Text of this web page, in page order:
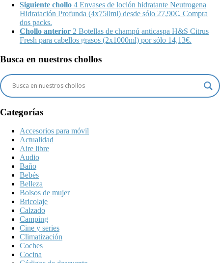
Siguiente chollo 4 Envases de loción hidratante Neutrogena
Hidratación Profunda (4x750ml) desde sólo 27,90€. Compra
dos packs.
Chollo anterior 2 Botellas de champú anticaspa H&S Citrus
Fresh para cabellos grasos (2x1000ml) por sólo 14,13€.
Busca en nuestros chollos
Categorías
Accesorios para móvil
Actualidad
Aire libre
Audio
Baño
Bebés
Belleza
Bolsos de mujer
Bricolaje
Calzado
Camping
Cine y series
Climatización
Coches
Cocina